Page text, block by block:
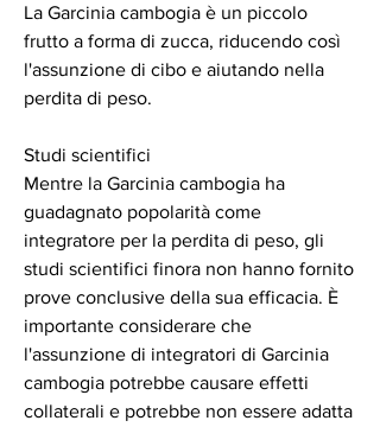
La Garcinia cambogia è un piccolo
frutto a forma di zucca, riducendo così
l'assunzione di cibo e aiutando nella
perdita di peso.
Studi scientifici
Mentre la Garcinia cambogia ha
guadagnato popolarità come
integratore per la perdita di peso, gli
studi scientifici finora non hanno fornito
prove conclusive della sua efficacia. È
importante considerare che
l'assunzione di integratori di Garcinia
cambogia potrebbe causare effetti
collaterali e potrebbe non essere adatta